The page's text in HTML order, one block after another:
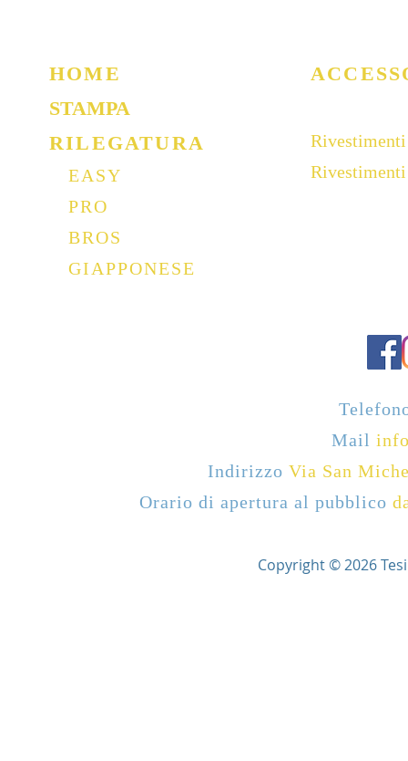
HOME
STAMPA
RILEGATURA
EASY
PRO
BROS
GIAPPONESE
Mail
Indirizzo Via San
Orario di apertura al pubblico
Copyright © 2026